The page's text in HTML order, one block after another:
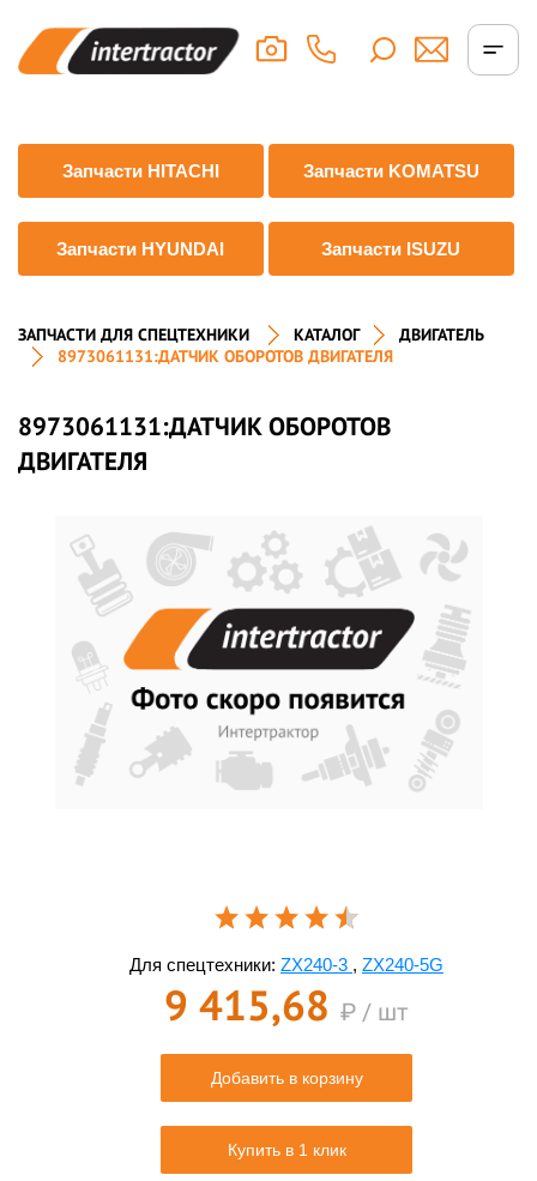
Запчасти HITACHI Запчасти KOMATSU
Запчасти HYUNDAI Запчасти ISUZU
ЗАПЧАСТИ ДЛЯ СПЕЦТЕХНИКИ КАТАЛОГ
ДВИГАТЕЛЬ
8973061131:ДАТЧИК ОБОРОТОВ ДВИГАТЕЛЯ
8973061131:ДАТЧИК ОБОРОТОВ
ДВИГАТЕЛЯ
Для спецтехники: ZX240-3 , ZX240-5G
9 415,68 ₽ / шт
Добавить в корзину
Купить в 1 клик